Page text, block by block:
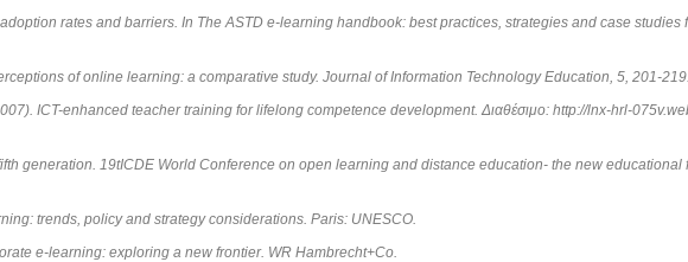
rates and barriers. In The ASTD e-learning handbook: best practices, strategies and case studies
of online learning: a comparative study. Journal of Information Technology Education, 5, 201-219.
ICT-enhanced teacher training for lifelong competence development. Διαθέσιμο: http://lnx-hrl-
generation. 19tICDE World Conference on open learning and distance education- the new
trends, policy and strategy considerations. Paris: UNESCO.
e-learning: exploring a new frontier. WR Hambrecht+Co.